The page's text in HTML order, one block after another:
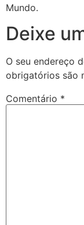
Mundo.
Deixe
O seu endereço
obrigatórios são
Comentário *